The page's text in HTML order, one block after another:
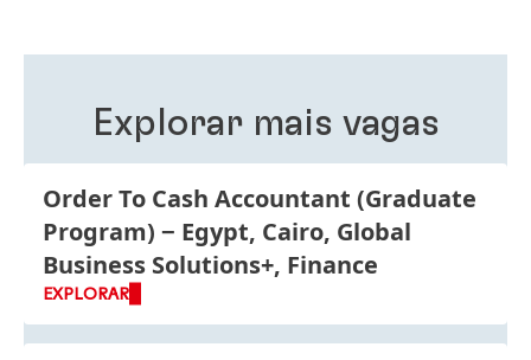
Explorar mais vagas
Order To Cash Accountant (Graduate
Program)
Egypt, Cairo, Global
Business Solutions+, Finance
EXPLORAR